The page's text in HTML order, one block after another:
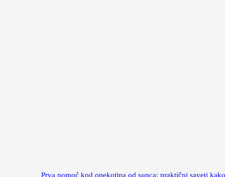
Prva pomoć kod opekotina od sunca: praktični saveti